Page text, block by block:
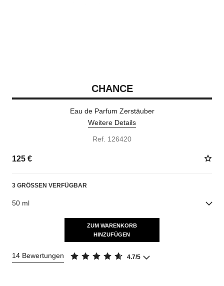
CHANCE
Eau de Parfum Zerstäuber
Weitere Details
Ref. 126420
125 €
3 GRÖSSEN VERFÜGBAR
50 ml
ZUM WARENKORB
HINZUFÜGEN
14 Bewertungen 4.7/5